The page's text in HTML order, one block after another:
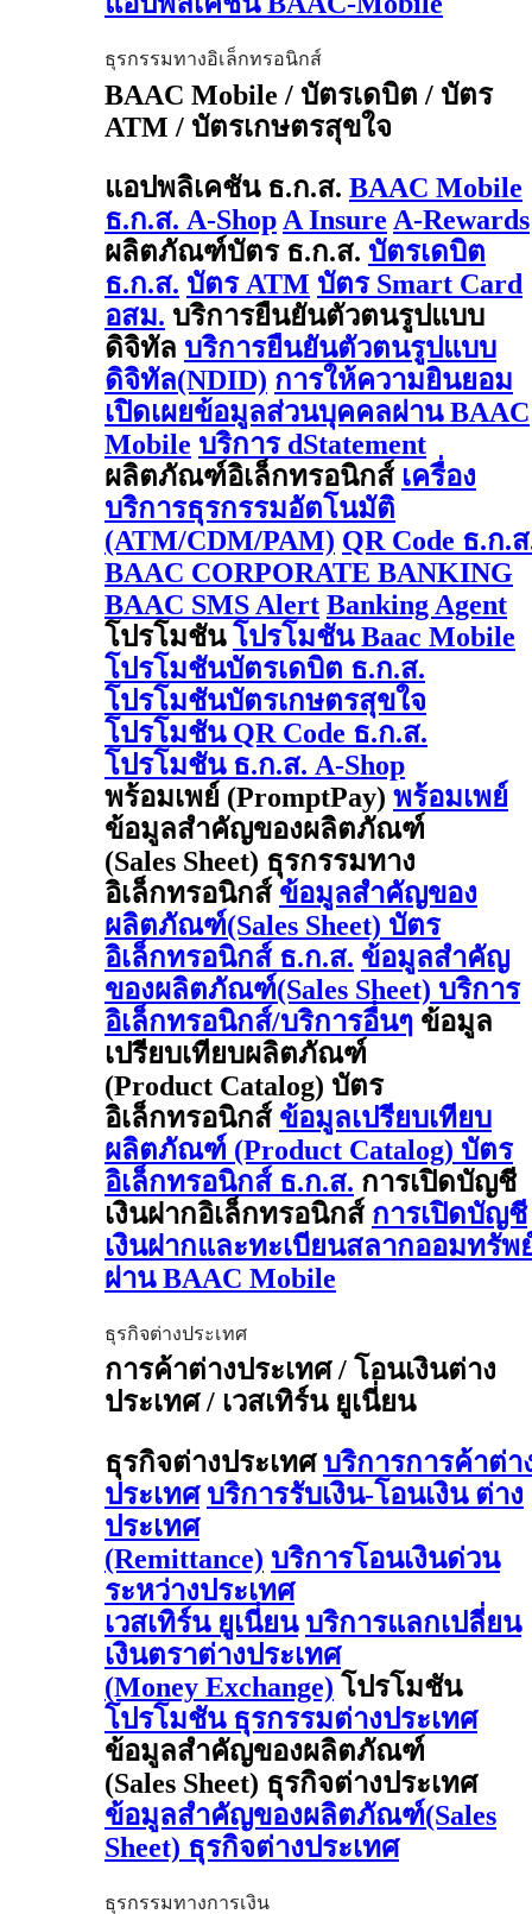
ธุรกรรมทางอิเล็กทรอนิกส์
BAAC Mobile / บัตรเดบิต / บัตร
ATM / บัตรเกษตรสุขใจ
แอปพลิเคชัน ธ.ก.ส. BAAC Mobile
ธ.ก.ส. A-Shop A Insure A-Rewards
ผลิตภัณฑ์บัตร ธ.ก.ส. บัตรเดบิต
ธ.ก.ส. บัตร ATM บัตร Smart Card
อสม. บริการยืนยันตัวตนรูปแบบ
ดิจิทัล บริการยืนยันตัวตนรูปแบบ
ดิจิทัล(NDID) การให้ความยินยอม
เปิดเผยข้อมูลส่วนบุคคลผ่าน BAAC
Mobile บริการ dStatement
ผลิตภัณฑ์อิเล็กทรอนิกส์ เครื่อง
บริการธุรกรรมอัตโนมัติ
(ATM/CDM/PAM) QR Code ธ.ก.
BAAC CORPORATE BANKING
BAAC SMS Alert Banking Agent
โปรโมชัน โปรโมชัน Baac Mobile
โปรโมชันบัตรเดบิต ธ.ก.ส.
โปรโมชันบัตรเกษตรสุขใจ
โปรโมชัน QR Code ธ.ก.ส.
โปรโมชัน ธ.ก.ส. A-Shop
พร้อมเพย์ (PromptPay) พร้อมเพย์
ข้อมูลสำคัญของผลิตภัณฑ์
(Sales Sheet) ธุรกรรมทาง
อิเล็กทรอนิกส์ ข้อมูลสำคัญของ
ผลิตภัณฑ์(Sales Sheet) บัตร
อิเล็กทรอนิกส์ ธ.ก.ส. ข้อมูลสำคัญ
ของผลิตภัณฑ์(Sales Sheet) บริการ
อิเล็กทรอนิกส์/บริการอื่นๆ ข้อมูล
เปรียบเทียบผลิตภัณฑ์
(Product Catalog) บัตร
อิเล็กทรอนิกส์ ข้อมูลเปรียบเทียบ
ผลิตภัณฑ์ (Product Catalog) บัตร
อิเล็กทรอนิกส์ ธ.ก.ส. การเปิดบัญชี
เงินฝากอิเล็กทรอนิกส์ การเปิดบัญชี
เงินฝากและทะเบียนสลากออมทรัพ
ผ่าน BAAC Mobile
ธุรกิจต่างประเทศ
การค้าต่างประเทศ / โอนเงินต่าง
ประเทศ / เวสเทิร์น ยูเนี่ยน
ธุรกิจต่างประเทศ บริการการค้าต่า
ประเทศ บริการรับเงิน-โอนเงิน ต่าง
ประเทศ
(Remittance) บริการโอนเงินด่วน
ระหว่างประเทศ
เวสเทิร์น ยูเนี่ยน บริการแลกเปลี่ยน
เงินตราต่างประเทศ
(Money Exchange) โปรโมชัน
โปรโมชัน ธุรกรรมต่างประเทศ
ข้อมูลสำคัญของผลิตภัณฑ์
(Sales Sheet) ธุรกิจต่างประเทศ
ข้อมูลสำคัญของผลิตภัณฑ์(Sales
Sheet) ธุรกิจต่างประเทศ
ธุรกรรมทางการเงิน